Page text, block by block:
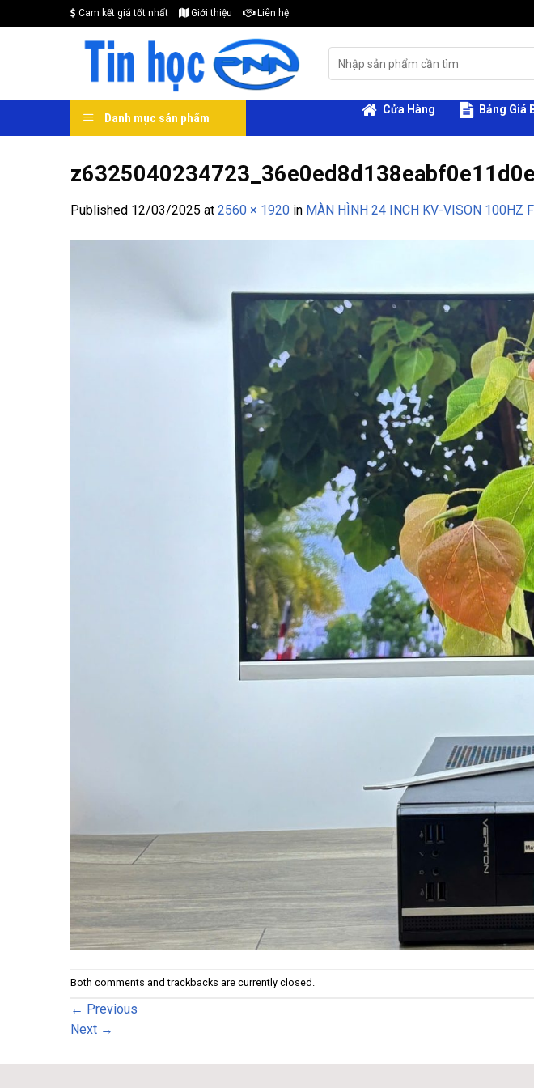
to
Cam kết giá tốt nhất Giới thiệu Liên hệ
for:
Danh mục sản phẩm
Cửa Hàng Bảng Giá
Published 12/03/2025 at 2560 × 1920 in MÀN HÌNH 24 INCH KV-VISON 100HZ
Both comments and trackbacks are currently closed.
← Previous
Next →